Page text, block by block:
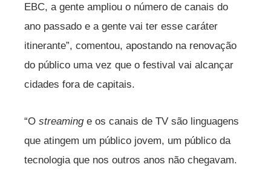
EBC, a gente ampliou o número de canais do
ano passado e a gente vai ter esse caráter
itinerante”, comentou, apostando na renovação
do público uma vez que o festival vai alcançar
cidades fora de capitais.
“O streaming e os canais de TV são linguagens
que atingem um público jovem, um público da
tecnologia que nos outros anos não chegavam.